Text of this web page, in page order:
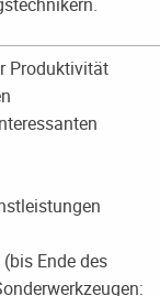
Produktivität
Ende des